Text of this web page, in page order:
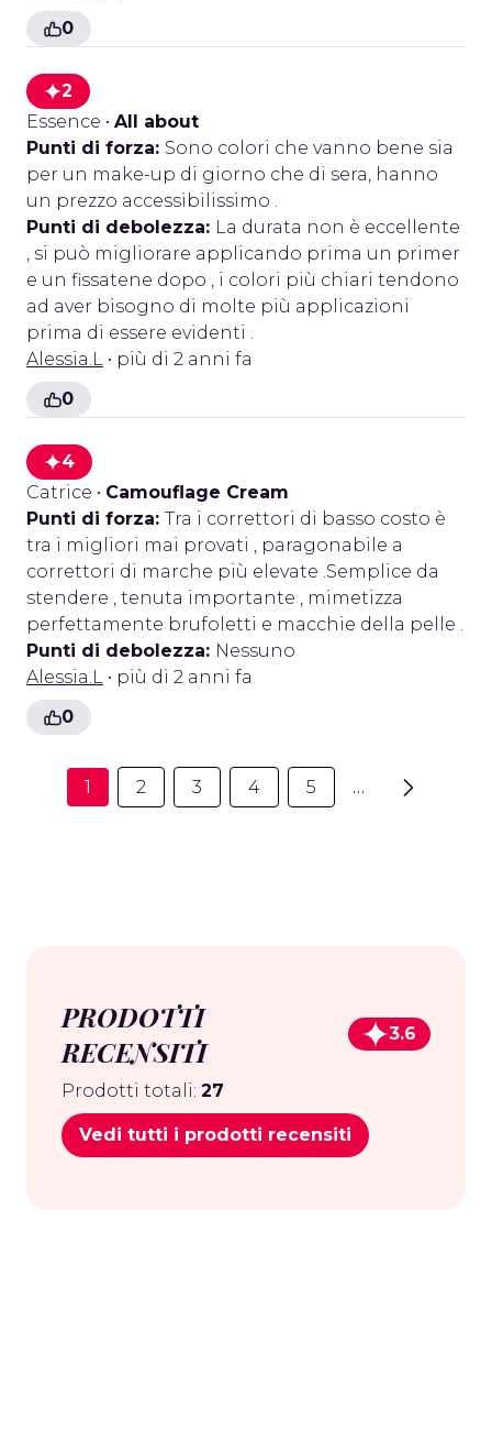
0
2
Essence • All about
Punti di forza: Sono colori che vanno bene sia
per un make-up di giorno che di sera, hanno
un prezzo accessibilissimo .
Punti di debolezza: La durata non è eccellente
, si può migliorare applicando prima un primer
e un fissatene dopo , i colori più chiari tendono
ad aver bisogno di molte più applicazioni
prima di essere evidenti .
Alessia.L • più di 2 anni fa
0
4
Catrice • Camouflage Cream
Punti di forza: Tra i correttori di basso costo è
tra i migliori mai provati , paragonabile a
correttori di marche più elevate .Semplice da
stendere , tenuta importante , mimetizza
perfettamente brufoletti e macchie della pelle .
Punti di debolezza: Nessuno
Alessia.L • più di 2 anni fa
0
1 2 3 4 5 …
PRODOTTI
RECENSITI
3.6
Prodotti totali: 27
Vedi tutti i prodotti recensiti